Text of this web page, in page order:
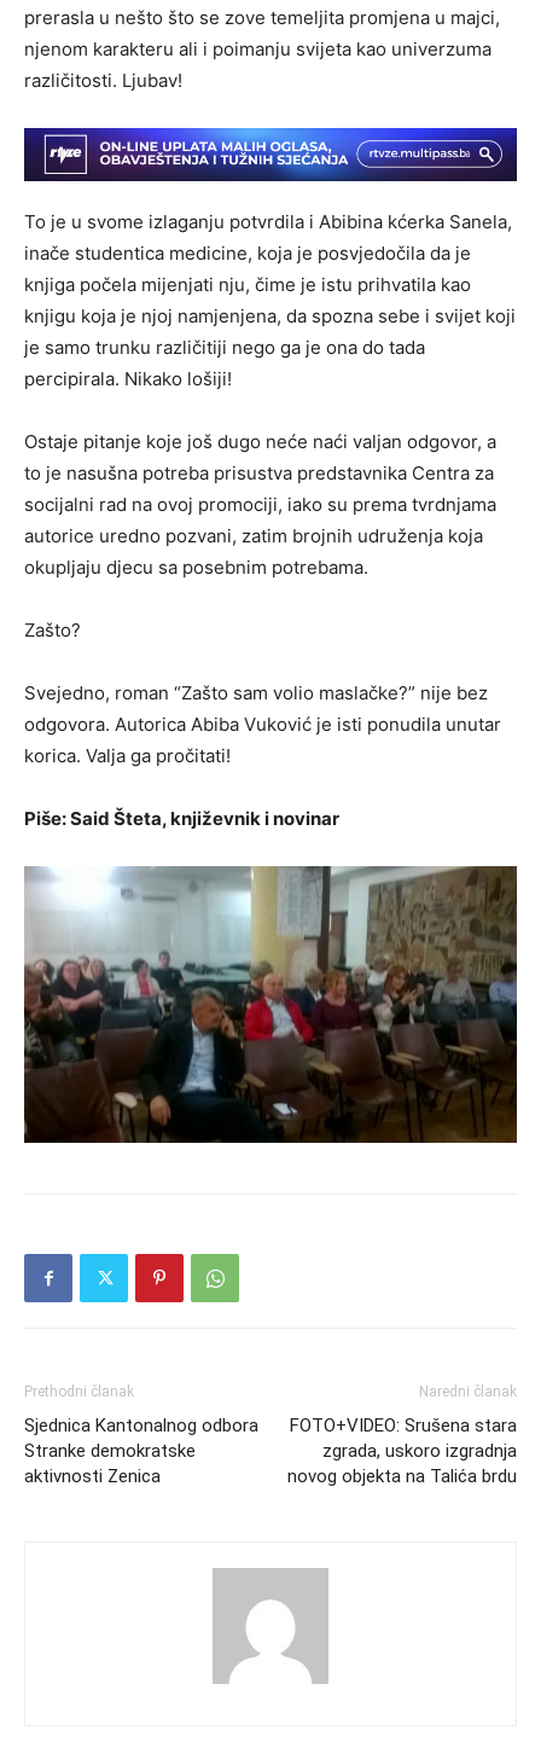
prerasla u nešto što se zove temeljita promjena u majci,
njenom karakteru ali i poimanju svijeta kao univerzuma
različitosti. Ljubav!
To je u svome izlaganju potvrdila i Abibina kćerka Sanela,
inače studentica medicine, koja je posvjedočila da je
knjiga počela mijenjati nju, čime je istu prihvatila kao
knjigu koja je njoj namjenjena, da spozna sebe i svijet koji
je samo trunku različitiji nego ga je ona do tada
percipirala. Nikako lošiji!
Ostaje pitanje koje još dugo neće naći valjan odgovor, a
to je nasušna potreba prisustva predstavnika Centra za
socijalni rad na ovoj promociji, iako su prema tvrdnjama
autorice uredno pozvani, zatim brojnih udruženja koja
okupljaju djecu sa posebnim potrebama.
Zašto?
Svejedno, roman “Zašto sam volio maslačke?” nije bez
odgovora. Autorica Abiba Vuković je isti ponudila unutar
korica. Valja ga pročitati!
Piše: Said Šteta, književnik i novinar
Prethodni članak
Sjednica Kantonalnog odbora
Stranke demokratske
aktivnosti Zenica
Naredni članak
FOTO+VIDEO: Srušena stara
zgrada, uskoro izgradnja
novog objekta na Talića brdu